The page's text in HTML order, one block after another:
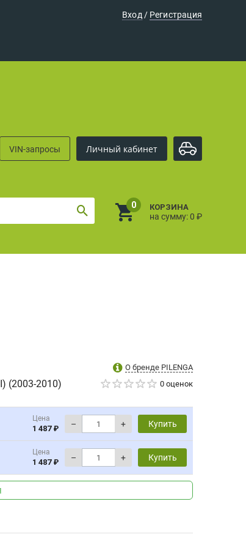
Вход / Регистрация
VIN-запросы Личный кабинет
0 КОРЗИНА
на сумму:0 ₽
О бренде PILENGA
0 оценок
(2003-2010)
Цена
1 487 ₽ – + Купить
Цена
1 487 ₽ – + Купить